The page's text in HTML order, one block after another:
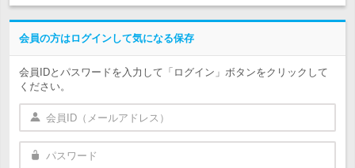
会員の方はログインして気になる保存
会員IDとパスワードを入力して「ログイン」ボタンをクリックして
ください。